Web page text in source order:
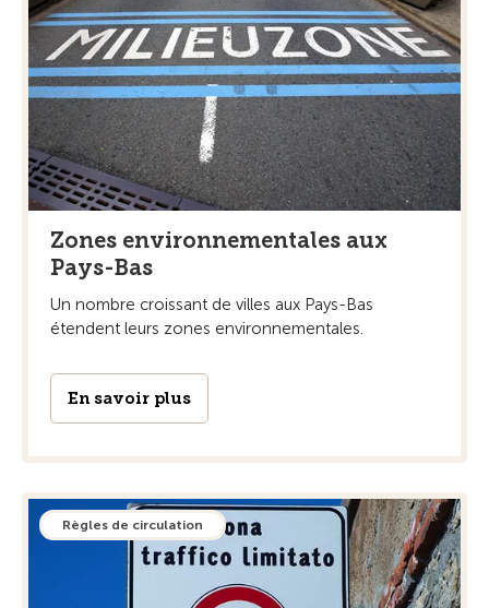
Zones environnementales aux
Pays-Bas
Un nombre croissant de villes aux Pays-Bas
étendent leurs zones environnementales.
En savoir plus
Règles de circulation